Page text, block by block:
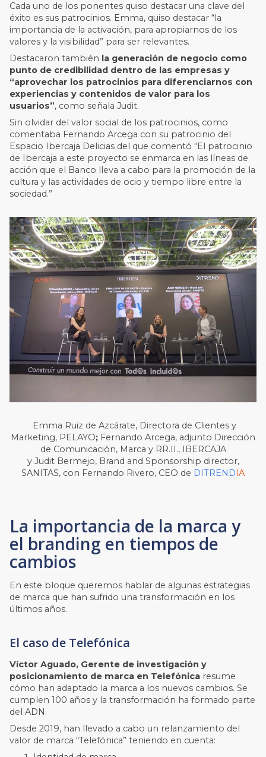
Cada uno de los ponentes quiso destacar una clave del
éxito es sus patrocinios. Emma, quiso destacar “la
importancia de la activación, para apropiarnos de los
valores y la visibilidad” para ser relevantes.
Destacaron también la generación de negocio como
punto de credibilidad dentro de las empresas y
“aprovechar los patrocinios para diferenciarnos con
experiencias y contenidos de valor para los
usuarios”, como señala Judit.
Sin olvidar del valor social de los patrocinios, como
comentaba Fernando Arcega con su patrocinio del
Espacio Ibercaja Delicias del que comentó “El patrocinio
de Ibercaja a este proyecto se enmarca en las líneas de
acción que el Banco lleva a cabo para la promoción de la
cultura y las actividades de ocio y tiempo libre entre la
sociedad.”
Emma Ruiz de Azcárate, Directora de Clientes y
Marketing, PELAYO; Fernando Arcega, adjunto Dirección
de Comunicación, Marca y RR.II., IBERCAJA
y Judit Bermejo, Brand and Sponsorship director,
SANITAS, con Fernando Rivero, CEO de DITRENDIA
La importancia de la marca y
el branding en tiempos de
cambios
En este bloque queremos hablar de algunas estrategias
de marca que han sufrido una transformación en los
últimos años.
El caso de Telefónica
Víctor Aguado, Gerente de investigación y
posicionamiento de marca en Telefónica resume
cómo han adaptado la marca a los nuevos cambios. Se
cumplen 100 años y la transformación ha formado parte
del ADN.
Desde 2019, han llevado a cabo un relanzamiento del
valor de marca “Telefónica” teniendo en cuenta: